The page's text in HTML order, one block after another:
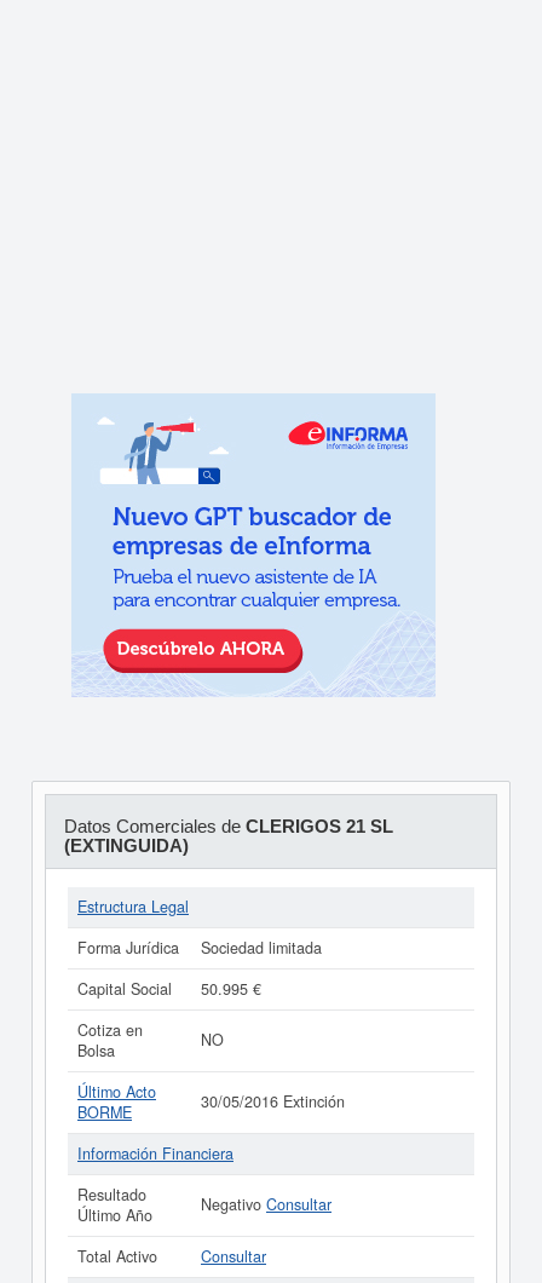
Datos Comerciales de CLERIGOS 21 SL
(EXTINGUIDA)
Estructura Legal
Forma Jurídica
Sociedad limitada
Capital Social
50.995 €
Cotiza en
Bolsa
NO
Último Acto
BORME
30/05/2016 Extinción
Información Financiera
Resultado
Último Año
Negativo Consultar
Total Activo Consultar